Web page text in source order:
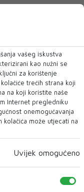
Kamo sreće da
vašeg iskustva
kao nužni se
za korištenje
trećih strana koji
na koji koristite naše
Internet pregledniku
onemogućavanja
kolačića može utjecati na
Uvijek omogućeno